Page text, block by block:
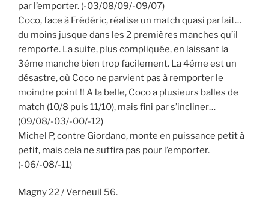
par l’emporter. (-03/08/09/-09/07)
Coco, face à Frédéric, réalise un match quasi parfait…
du moins jusque dans les 2 premières manches qu’il
remporte. La suite, plus compliquée, en laissant la
3éme manche bien trop facilement. La 4éme est un
désastre, où Coco ne parvient pas à remporter le
moindre point !! A la belle, Coco a plusieurs balles de
match (10/8 puis 11/10), mais fini par s’incliner…
(09/08/-03/-00/-12)
Michel P, contre Giordano, monte en puissance petit à
petit, mais cela ne suffira pas pour l’emporter.
(-06/-08/-11)
Magny 22 / Verneuil 56.